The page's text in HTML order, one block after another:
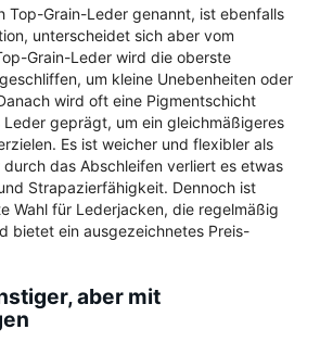
Top-Grain-Leder genannt, ist ebenfalls
unterscheidet sich aber vom
Grain-Leder wird die oberste
um kleine Unebenheiten oder
wird oft eine Pigmentschicht
geprägt, um ein gleichmäßigeres
Es ist weicher und flexibler als
durch das Abschleifen verliert es etwas
Strapazierfähigkeit. Dennoch ist
Wahl für Lederjacken, die regelmäßig
bietet ein ausgezeichnetes Preis-
aber mit